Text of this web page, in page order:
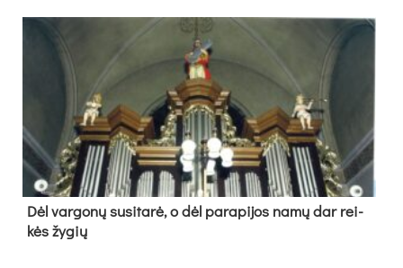
Dėl var­go­nų su­si­ta­rė, o dėl pa­ra­pi­jos na­mų dar rei­
kės žy­gių